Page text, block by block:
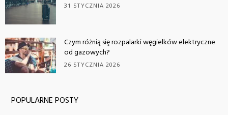
31 STYCZNIA 2026
Czym różnią się rozpalarki węgielków elektryczne
od gazowych?
26 STYCZNIA 2026
POPULARNE POSTY